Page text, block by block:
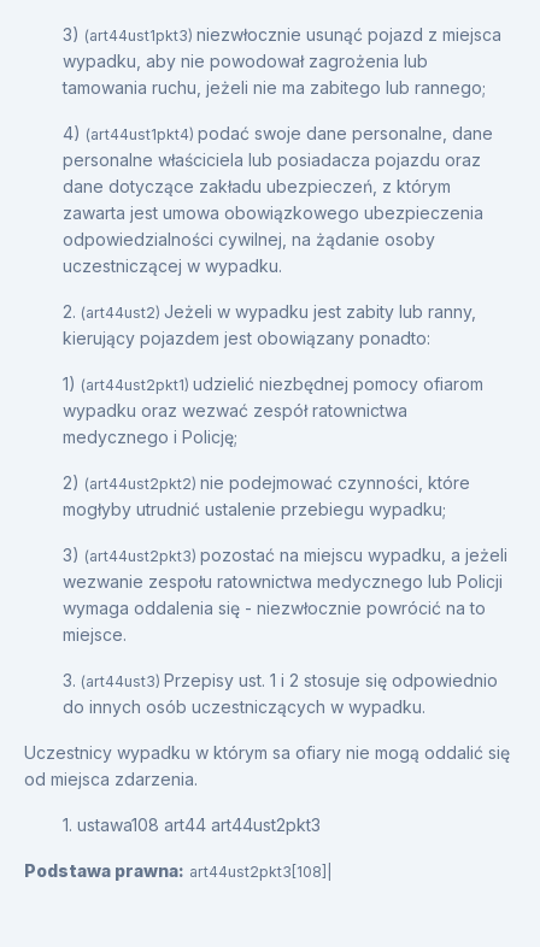
3) (art44ust1pkt3) niezwłocznie usunąć pojazd z miejsca
wypadku, aby nie powodował zagrożenia lub
tamowania ruchu, jeżeli nie ma zabitego lub rannego;
4) (art44ust1pkt4) podać swoje dane personalne, dane
personalne właściciela lub posiadacza pojazdu oraz
dane dotyczące zakładu ubezpieczeń, z którym
zawarta jest umowa obowiązkowego ubezpieczenia
odpowiedzialności cywilnej, na żądanie osoby
uczestniczącej w wypadku.
2. (art44ust2) Jeżeli w wypadku jest zabity lub ranny,
kierujący pojazdem jest obowiązany ponadto:
1) (art44ust2pkt1) udzielić niezbędnej pomocy ofiarom
wypadku oraz wezwać zespół ratownictwa
medycznego i Policję;
2) (art44ust2pkt2) nie podejmować czynności, które
mogłyby utrudnić ustalenie przebiegu wypadku;
3) (art44ust2pkt3) pozostać na miejscu wypadku, a jeżeli
wezwanie zespołu ratownictwa medycznego lub Policji
wymaga oddalenia się - niezwłocznie powrócić na to
miejsce.
3. (art44ust3) Przepisy ust. 1 i 2 stosuje się odpowiednio
do innych osób uczestniczących w wypadku.
Uczestnicy wypadku w którym sa ofiary nie mogą oddalić się
od miejsca zdarzenia.
1. ustawa108 art44 art44ust2pkt3
Podstawa prawna: art44ust2pkt3[108]|